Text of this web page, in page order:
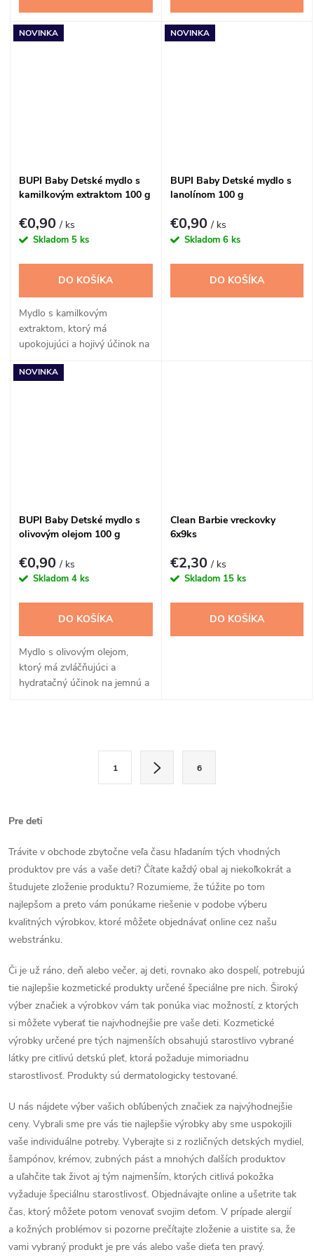
NOVINKA
BUPI Baby Detské mydlo s
kamilkovým extraktom 100 g
€0,90/ ks
Skladom 5 ks
DO KOŠÍKA
Mydlo s kamilkovým
extraktom, ktorý má
upokojujúci a hojivý účinok na
NOVINKA
BUPI Baby Detské mydlo s
lanolínom 100 g
€0,90/ ks
Skladom 6 ks
DO KOŠÍKA
NOVINKA
BUPI Baby Detské mydlo s
olivovým olejom 100 g
€0,90/ ks
Skladom 4 ks
DO KOŠÍKA
Mydlo s olivovým olejom,
ktorý má zvláčňujúci a
hydratačný účinok na jemnú a
Clean Barbie vreckovky
6x9ks
€2,30/ ks
Skladom 15 ks
DO KOŠÍKA
á
d
a
c
i
e
p
r
v
k
y
v
ý
p
i
s
á
k
o
v
a
n
e
1 6
Pre deti
Trávite v obchode zbytočne veľa času hľadaním tých vhodných
produktov pre vás a vaše deti? Čítate každý obal aj niekoľkokrát a
študujete zloženie produktu? Rozumieme, že túžite po tom
najlepšom a preto vám ponúkame riešenie v podobe výberu
kvalitných výrobkov, ktoré môžete objednávať online cez našu
webstránku.
Či je už ráno, deň alebo večer, aj deti, rovnako ako dospelí, potrebujú
tie najlepšie kozmetické produkty určené špeciálne pre nich. Široký
výber značiek a výrobkov vám tak ponúka viac možností, z ktorých
si môžete vyberať tie najvhodnejšie pre vaše deti. Kozmetické
výrobky určené pre tých najmenších obsahujú starostlivo vybrané
látky pre citlivú detskú pleť, ktorá požaduje mimoriadnu
starostlivosť. Produkty sú dermatologicky testované.
U nás nájdete výber vašich obľúbených značiek za najvýhodnejšie
ceny. Vybrali sme pre vás tie najlepšie výrobky aby sme uspokojili
vaše individuálne potreby. Vyberajte si z rozličných detských mydiel,
šampónov, krémov, zubných pást a mnohých ďalších produktov
a uľahčite tak život aj tým najmenším, ktorých citlivá pokožka
vyžaduje špeciálnu starostlivosť. Objednávajte online a ušetrite tak
čas, ktorý môžete potom venovať svojim deťom. V prípade alergií
a kožných problémov si pozorne prečítajte zloženie a uistite sa, že
vami vybraný produkt je pre vás alebo vaše dieťa ten pravý.